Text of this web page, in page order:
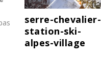
serre-chevalier-
station-ski-
alpes-village